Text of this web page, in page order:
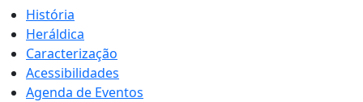
História
Heráldica
Caracterização
Acessibilidades
Agenda de Eventos